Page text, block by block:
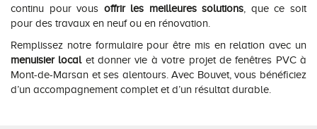
continu pour vous offrir les meilleures solutions , que ce soit
pour des travaux en neuf ou en rénovation.
Remplissez notre formulaire pour être mis en relation avec un
menuisier localet donner vie à votre projet de fenêtres PVC à
Mont-de-Marsan et ses alentours. Avec Bouvet, vous bénéficiez
d’un accompagnement complet et d’un résultat durable.